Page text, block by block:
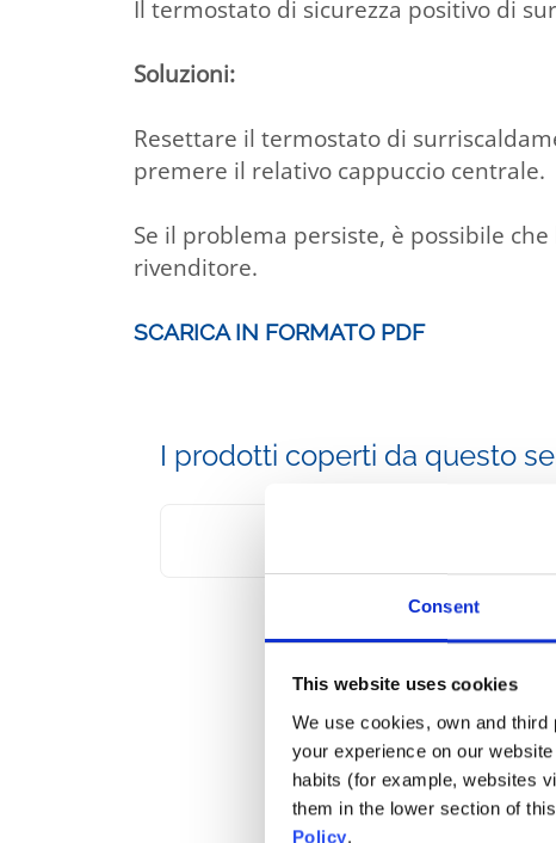
Consent
This website uses cookies
We use cookies, own and
your experience on our
habits (for example, websites
them in the lower section of
Policy.
Il termostato di sicurezza positivo di
Soluzioni:
Resettare il termostato di
premere il relativo cappuccio centrale.
Se il problema persiste, è possibile
rivenditore.
SCARICA IN FORMATO PDF
I prodotti coperti da questo